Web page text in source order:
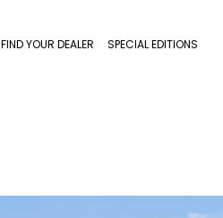
FIND YOUR DEALER SPECIAL EDITIONS